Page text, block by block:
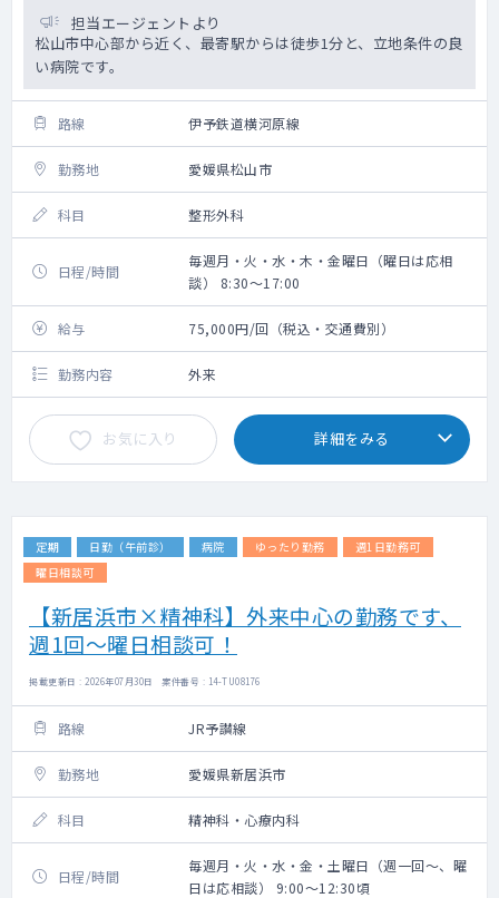
担当エージェントより
松山市中心部から近く、最寄駅からは徒歩1分と、立地条件の良
い病院です。
路線 伊予鉄道横河原線
勤務地 愛媛県松山市
科目 整形外科
日程/時間
毎週月・火・水・木・金曜日（曜日は応相
談） 8:30～17:00
給与 75,000円/回（税込・交通費別）
勤務内容 外来
お気に入り 詳細をみる
定期 日勤（午前診） 病院 ゆったり勤務
週1日勤務可
曜日相談可
【新居浜市×精神科】外来中心の勤務です、
週1回～曜日相談可！
掲載更新日 : 2026年07月30日 案件番号 : 14-TU08176
路線 JR予讃線
勤務地 愛媛県新居浜市
科目 精神科・心療内科
日程/時間
毎週月・火・水・金・土曜日（週一回～、曜
日は応相談） 9:00～12:30頃